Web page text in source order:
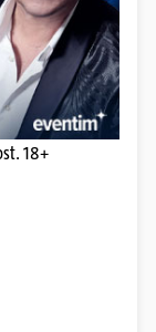
18+